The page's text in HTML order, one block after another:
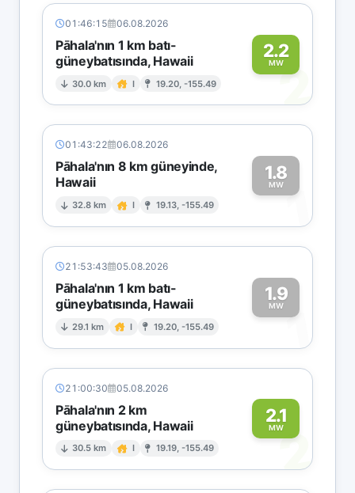
01:46:15 06.08.2026
Pāhala'nın 1 km batı-
güneybatısında, Hawaii
30.0 km I 19.20, -155.49
2.2
MW2
01:43:22 06.08.2026
Pāhala'nın 8 km güneyinde,
Hawaii
32.8 km I 19.13, -155.49
1.8
MW1
21:53:43 05.08.2026
Pāhala'nın 1 km batı-
güneybatısında, Hawaii
29.1 km I 19.20, -155.49
1.9
MW1
21:00:30 05.08.2026
Pāhala'nın 2 km
güneybatısında, Hawaii
30.5 km I 19.19, -155.49
2.1
MW2